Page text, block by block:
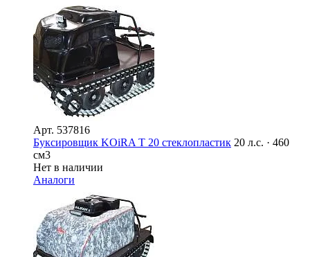
Арт. 537816
Буксировщик KOiRA T 20 стеклопластик 20 л.с. · 460
см3
Нет в наличии
Аналоги